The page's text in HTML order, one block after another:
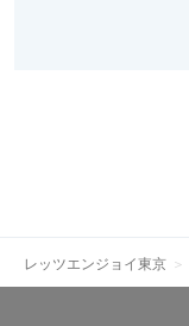
レッツエンジョイ東京